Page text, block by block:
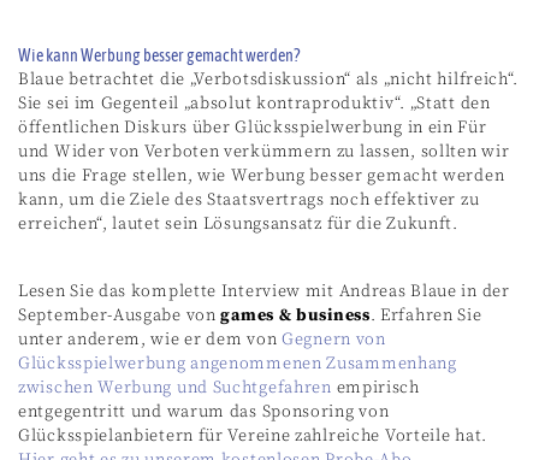
Wie kann Werbung besser gemacht werden?
Blaue betrachtet die „Verbotsdiskussion“ als „nicht hilfreich“.
Sie sei im Gegenteil „absolut kontraproduktiv“. „Statt den
öffentlichen Diskurs über Glücksspielwerbung in ein Für
und Wider von Verboten verkümmern zu lassen, sollten wir
uns die Frage stellen, wie Werbung besser gemacht werden
kann, um die Ziele des Staatsvertrags noch effektiver zu
erreichen“, lautet sein Lösungsansatz für die Zukunft.
Lesen Sie das komplette Interview mit Andreas Blaue in der
September-Ausgabe vongames & business. Erfahren Sie
unter anderem, wie er dem von Gegnern von
Glücksspielwerbung angenommenen Zusammenhang
zwischen Werbung und Suchtgefahren empirisch
entgegentritt und warum das Sponsoring von
Glücksspielanbietern für Vereine zahlreiche Vorteile hat.